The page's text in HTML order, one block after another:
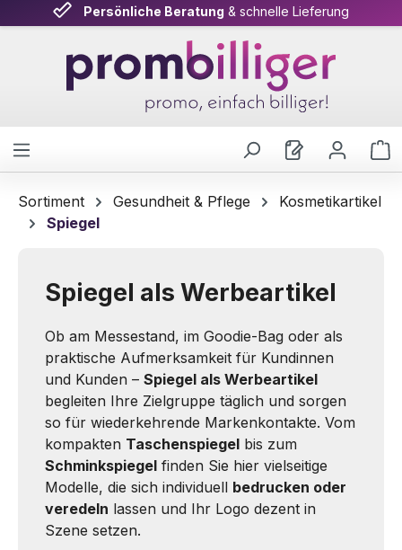
Zum Hauptinhalt springen
Persönliche Beratung & schnelle Lieferung
Sortiment Gesundheit & Pflege
Kosmetikartikel
Spiegel
Spiegel als Werbeartikel
Ob am Messestand, im Goodie-Bag oder als
praktische Aufmerksamkeit für Kundinnen
und Kunden – Spiegel als Werbeartikel
begleiten Ihre Zielgruppe täglich und sorgen
so für wiederkehrende Markenkontakte. Vom
kompakten Taschenspiegel bis zum
Schminkspiegel finden Sie hier vielseitige
Modelle, die sich individuell bedrucken oder
veredeln lassen und Ihr Logo dezent in
Szene setzen.